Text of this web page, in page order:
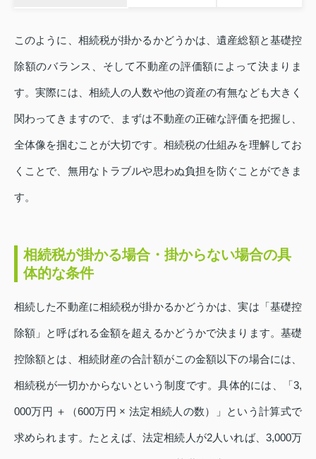
このように、相続税が掛かるかどうかは、遺産総額と基礎控
除額のバランス、そして不動産の評価額によって決まりま
す。実際には、相続人の人数や他の資産の有無なども大きく
関わってきますので、まずは不動産の正確な評価を把握し、
全体像を掴むことが大切です。相続税の仕組みを理解してお
くことで、無用なトラブルや思わぬ負担を防ぐことができま
す。
相続税が掛かる場合・掛からない場合の具
体的な条件
相続した不動産に相続税が掛かるかどうかは、実は「基礎控
除額」と呼ばれる金額を超えるかどうかで決まります。基礎
控除額とは、相続財産の合計額がこの金額以下の場合には、
相続税が一切かからないという制度です。具体的には、「3,
000万円 ＋（600万円 × 法定相続人の数）」という計算式で
求められます。たとえば、法定相続人が2人いれば、3,000万